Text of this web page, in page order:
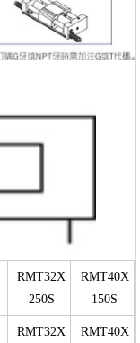
RMT32X
250S
RMT40X
150S
RMT32X
RMT40X